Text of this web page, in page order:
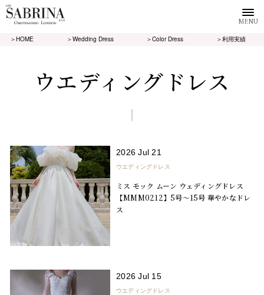
MENU
＞HOME ＞Wedding Dress ＞Color Dress ＞利用実績
ウエディングドレス
2026 Jul 21
ウエディングドレス
ミス モック ムーン ウェディングドレス
【MMM0212】5号～15号 華やかなドレ
ス
2026 Jul 15
ウエディングドレス